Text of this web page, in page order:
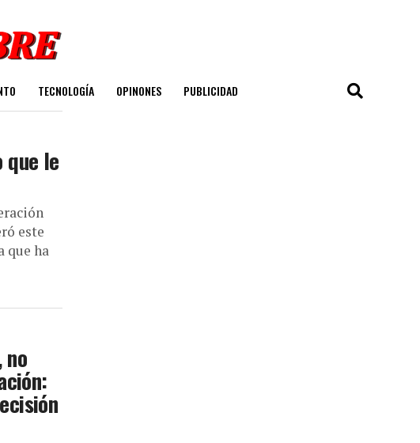
TECNOLOGÍA OPINONES PUBLICIDAD
que le
este
que ha
no